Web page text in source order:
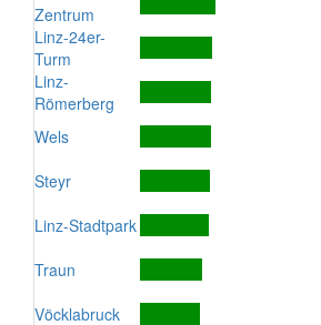
Zentrum
Linz-24er-
Turm
Linz-
Römerberg
Wels
Steyr
Linz-Stadtpark
Traun
Vöcklabruck